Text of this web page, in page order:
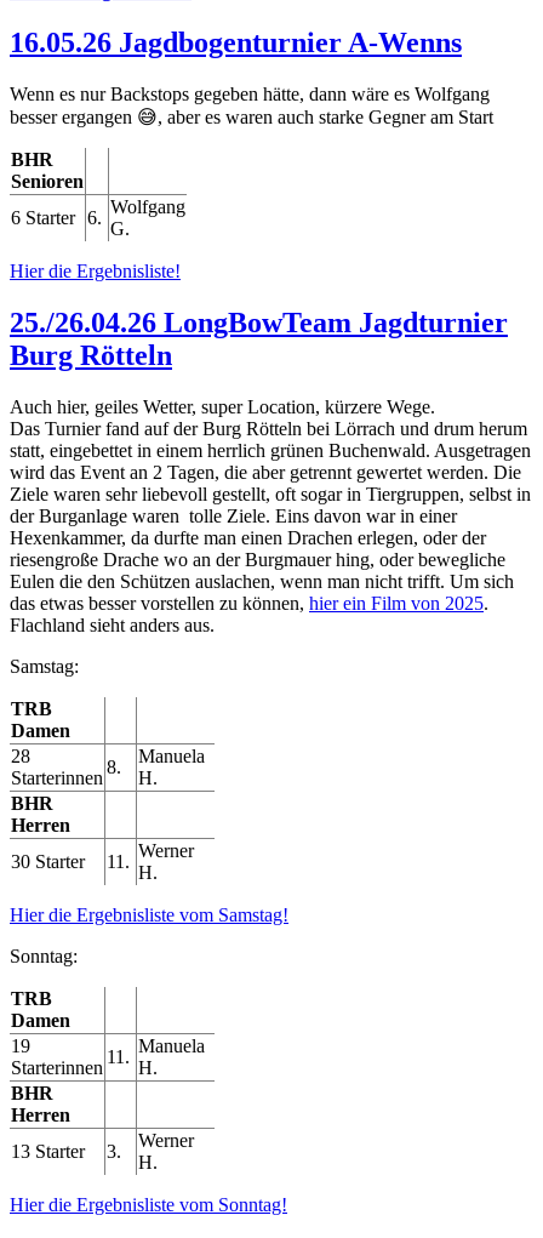
16.05.26 Jagdbogenturnier A-Wenns
Wenn es nur Backstops gegeben hätte, dann wäre es Wolfgang
besser ergangen 😅, aber es waren auch starke Gegner am Start
BHR
Senioren
6 Starter 6.
Wolfgang
G.
Hier die Ergebnisliste!
25./26.04.26 LongBowTeam Jagdturnier
Burg Rötteln
Auch hier, geiles Wetter, super Location, kürzere Wege.
Das Turnier fand auf der Burg Rötteln bei Lörrach und drum herum
statt, eingebettet in einem herrlich grünen Buchenwald. Ausgetragen
wird das Event an 2 Tagen, die aber getrennt gewertet werden. Die
Ziele waren sehr liebevoll gestellt, oft sogar in Tiergruppen, selbst in
der Burganlage waren tolle Ziele. Eins davon war in einer
Hexenkammer, da durfte man einen Drachen erlegen, oder der
riesengroße Drache wo an der Burgmauer hing, oder bewegliche
Eulen die den Schützen auslachen, wenn man nicht trifft. Um sich
das etwas besser vorstellen zu können, hier ein Film von 2025.
Flachland sieht anders aus.
Samstag:
TRB
Damen
28
Starterinnen
8.
Manuela
H.
BHR
Herren
30 Starter
11.
Werner
H.
Hier die Ergebnisliste vom Samstag!
Sonntag:
TRB
Damen
19
Starterinnen
11.
Manuela
H.
BHR
Herren
13 Starter
3.
Werner
H.
Hier die Ergebnisliste vom Sonntag!